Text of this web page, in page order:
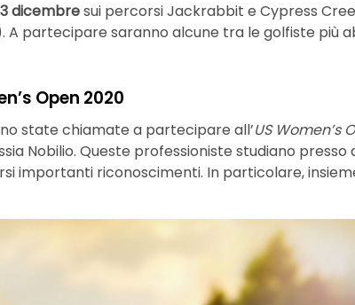
dicembresui percorsi Jackrabbit e Cypress
A partecipare saranno alcune tra le golfiste più
Open 2020
state chiamate a partecipare all’US Women’s
Nobilio. Queste professioniste studiano
importanti riconoscimenti. In particolare,